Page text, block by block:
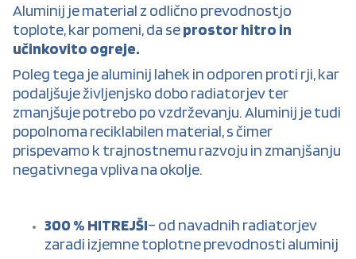
Aluminij je material z odlično prevodnostjo
toplote, kar pomeni, da seprostor hitro in
učinkovito ogreje.
Poleg tega je aluminij lahek in odporen proti rji, kar
podaljšuje življenjsko dobo radiatorjev ter
zmanjšuje potrebo po vzdrževanju. Aluminij je tudi
popolnoma reciklabilen material, s čimer
prispevamo k trajnostnemu razvoju in zmanjšanju
negativnega vpliva na okolje.
300 % HITREJŠI– od navadnih radiatorjev
zaradi izjemne toplotne prevodnosti aluminij